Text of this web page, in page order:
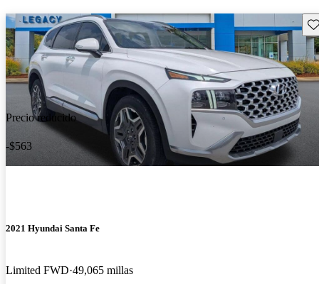
Precio reducido
-$563
2021 Hyundai Santa Fe
Limited FWD 49,065 millas